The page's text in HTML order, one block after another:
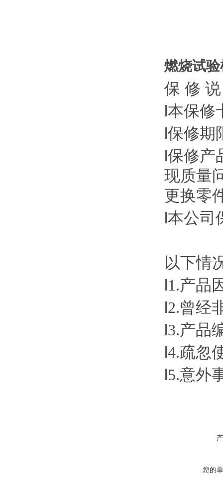
燃烧试
保 修 说
l本保修
l保修期
l保修产
现质量
更换零
l本公司
以下情
l1.产品
l2.曾经
l3.产品
l4.疏忽
l5.意外
您的